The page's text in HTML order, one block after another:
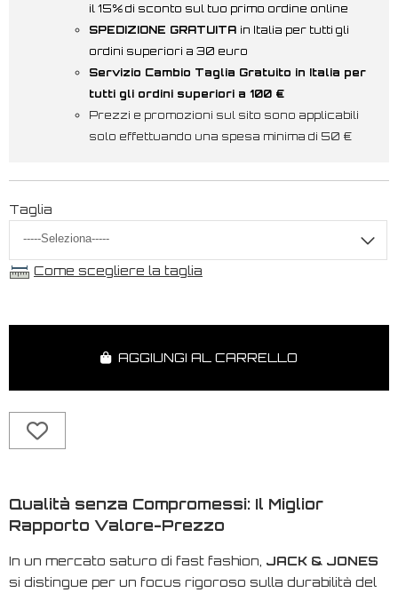
il 15% di sconto sul tuo primo ordine online
SPEDIZIONE GRATUITA in Italia per tutti gli
ordini superiori a 30 euro
Servizio Cambio Taglia Gratuito in Italia per
tutti gli ordini superiori a 100 €
Prezzi e promozioni sul sito sono applicabili
solo effettuando una spesa minima di 50 €
Taglia
Come scegliere la taglia
AGGIUNGI AL CARRELLO
Qualità senza Compromessi: Il Miglior
Rapporto Valore-Prezzo
In un mercato saturo di fast fashion JACK & JONES
si distingue per un focus rigoroso sulla durabilità del